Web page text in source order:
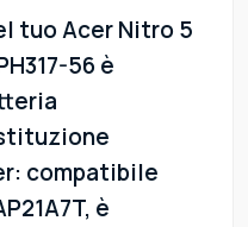
tuo Acer Nitro 5
56 è
compatibile
è